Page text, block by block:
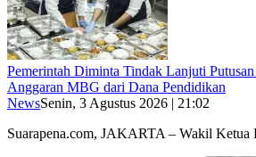
Pemerintah Diminta Tindak Lanjuti
Anggaran MBG dari Dana Pendidikan
NewsSenin, 3 Agustus 2026 | 21:02
Suarapena.com, JAKARTA – Wakil